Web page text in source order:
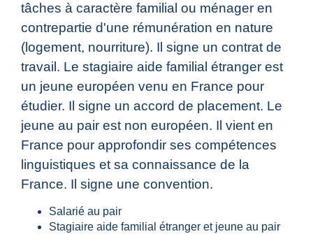
tâches à caractère familial ou ménager en
contrepartie d'une rémunération en nature
(logement, nourriture). Il signe un contrat de
travail. Le stagiaire aide familial étranger est
un jeune européen venu en France pour
étudier. Il signe un accord de placement. Le
jeune au pair est non européen. Il vient en
France pour approfondir ses compétences
linguistiques et sa connaissance de la
France. Il signe une convention.
Salarié au pair
Stagiaire aide familial étranger et jeune au pair